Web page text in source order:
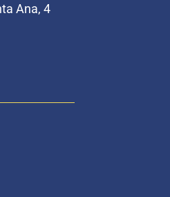
Ana, 4